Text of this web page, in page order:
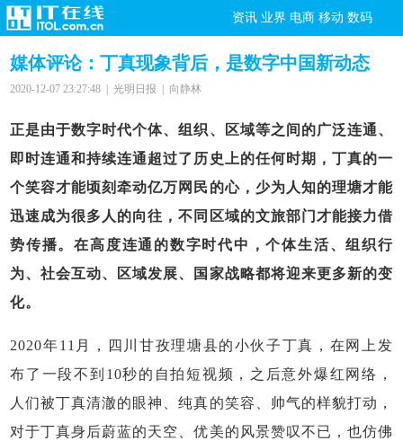
资讯 业界 电商 移动 数码
媒体评论：丁真现象背后，是数字中国新动态
2020-12-07 23:27:48 | 光明日报 | 向静林
正是由于数字时代个体、组织、区域等之间的广泛连通、
即时连通和持续连通超过了历史上的任何时期，丁真的一
个笑容才能顷刻牵动亿万网民的心，少为人知的理塘才能
迅速成为很多人的向往，不同区域的文旅部门才能接力借
势传播。在高度连通的数字时代中，个体生活、组织行
为、社会互动、区域发展、国家战略都将迎来更多新的变
化。
2020年11月，四川甘孜理塘县的小伙子丁真，在网上发
布了一段不到10秒的自拍短视频，之后意外爆红网络，
人们被丁真清澈的眼神、纯真的笑容、帅气的样貌打动，
对于丁真身后蔚蓝的天空、优美的风景赞叹不已，也仿佛